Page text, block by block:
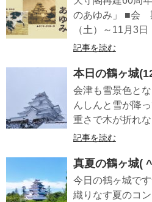
のあゆみ」 ■会
（土）～11月3
記事を読む
本日の鶴ヶ城
会津も雪景色と
んしんと雪が降
重さで木が折れ
記事を読む
真夏の鶴ヶ城(
今日の鶴ヶ城で
織りなす夏のコ